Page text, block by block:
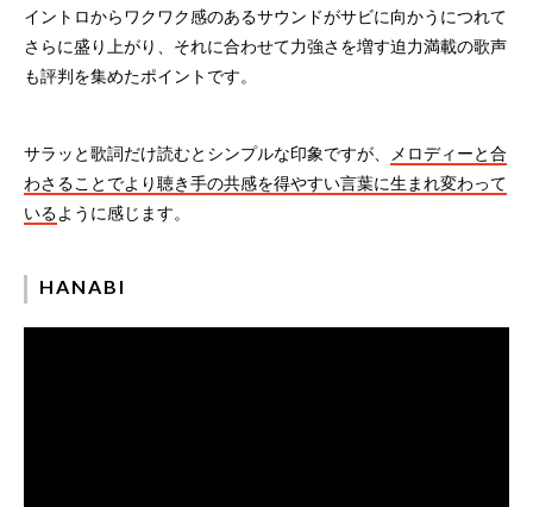
イントロからワクワク感のあるサウンドがサビに向かうにつれて
さらに盛り上がり、それに合わせて力強さを増す迫力満載の歌声
も評判を集めたポイントです。
サラッと歌詞だけ読むとシンプルな印象ですが、
メロディーと合
わさることでより聴き手の共感を得やすい言葉に生まれ変わって
いるように感じます。
HANABI